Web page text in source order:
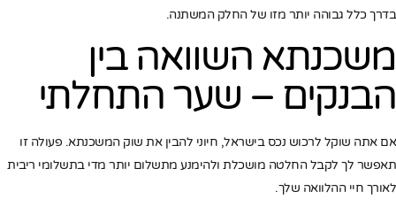
בדרך כלל גבוהה יותר מזו של החלק המשתנה.
משכנתא השוואה בין
הבנקים – שער התחלתי
אם אתה שוקל לרכוש נכס בישראל, חיוני להבין את שוק המשכנתא. פעולה זו
תאפשר לך לקבל החלטה מושכלת ולהימנע מתשלום יותר מדי בתשלומי ריבית
לאורך חיי ההלוואה שלך.